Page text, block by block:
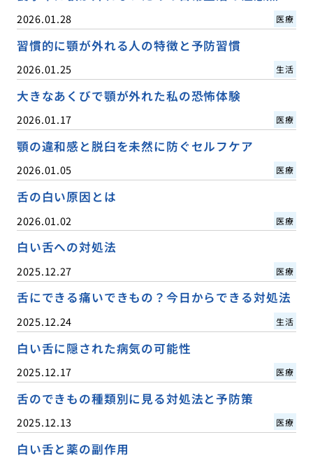
2026.01.28 医療
習慣的に顎が外れる人の特徴と予防習慣
2026.01.25 生活
大きなあくびで顎が外れた私の恐怖体験
2026.01.17 医療
顎の違和感と脱臼を未然に防ぐセルフケア
2026.01.05 医療
舌の白い原因とは
2026.01.02 医療
白い舌への対処法
2025.12.27 医療
舌にできる痛いできもの？今日からできる対処法
2025.12.24 生活
白い舌に隠された病気の可能性
2025.12.17 医療
舌のできもの種類別に見る対処法と予防策
2025.12.13 医療
白い舌と薬の副作用